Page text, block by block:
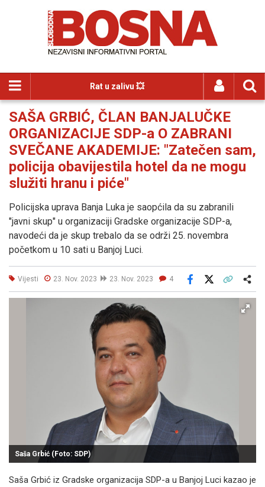
Rat u zalivu 💥
SAŠA GRBIĆ, ČLAN BANJALUČKE
ORGANIZACIJE SDP-a O ZABRANI
SVEČANE AKADEMIJE: "Zatečen sam,
policija obavijestila hotel da ne mogu
služiti hranu i piće"
Policijska uprava Banja Luka je saopćila da su zabranili
"javni skup" u organizaciji Gradske organizacije SDP-a,
navodeći da je skup trebalo da se održi 25. novembra
početkom u 10 sati u Banjoj Luci.
Vijesti 23. Nov. 2023 23. Nov. 2023 4
Facebook
Saša Grbić (Foto: SDP)
Saša Grbić iz Gradske organizacija SDP-a u Banjoj Luci kazao je